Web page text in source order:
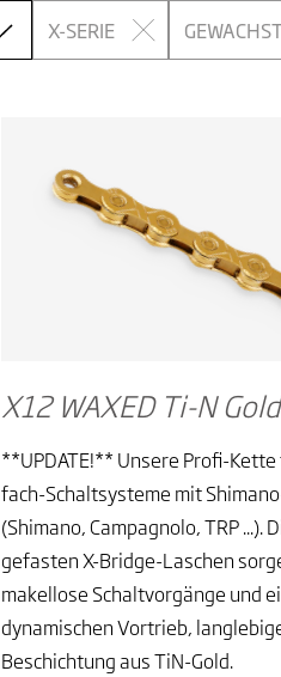
X-SERIE
X12 WAXED Ti-N Gold
**UPDATE!** Unsere Profi-
fach-Schaltsysteme mit
(Shimano, Campagnolo, TRP ...).
gefasten X-Bridge-Laschen
makellose Schaltvorgänge und
dynamischen Vortrieb,
Beschichtung aus TiN-Gold.